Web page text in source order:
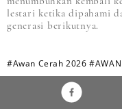
lestari ketika dipahami
generasi berikutnya.
#Awan Cerah 2026 #AWAN